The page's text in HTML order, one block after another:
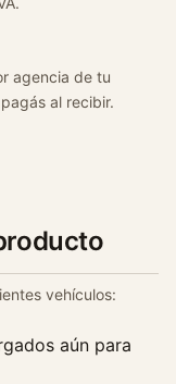
agencia de tu
al recibir.
vehículos:
aún para